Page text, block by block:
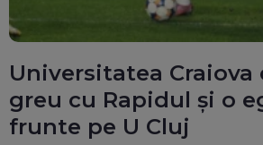
Universitatea Craiova
greu cu Rapidul și o
frunte pe U Cluj